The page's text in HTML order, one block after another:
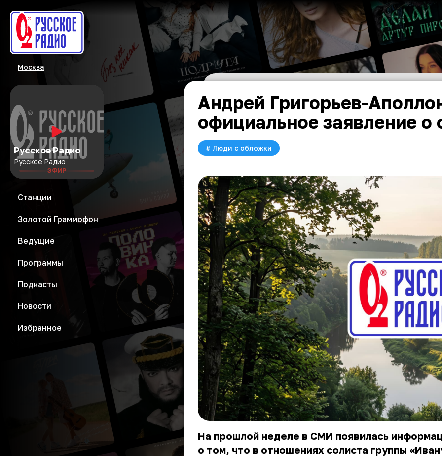
Москва
Русское Радио
Русское Радио
ЭФИР
Станции
Золотой Граммофон
Ведущие
Программы
Подкасты
Новости
Избранное
Андрей Григорьев-
официальное заявление о
# Люди с обложки
На прошлой неделе в СМИ появилась
о том, что в отношениях солиста группы